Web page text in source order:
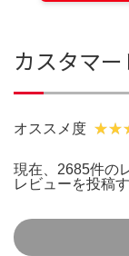
カスタマ
オススメ度
現在、2685件の
レビューを投稿